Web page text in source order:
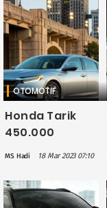
Mengaspal
OTOMOTIF
Honda Tarik
450.000
Kendaraan
Pengaman
Bermasalah
MS Hadi 18 Mar 2023 07:10